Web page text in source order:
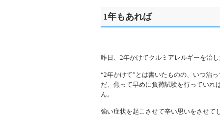
1年もあれば
昨日、2年かけてクルミアレルギーを治
“2年かけて”とは書いたものの、いつ治
だ、焦って早めに負荷試験を行っていれ
ん。
強い症状を起こさせて辛い思いをさせて